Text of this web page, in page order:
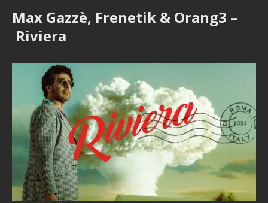
Max Gazzè, Frenetik & Orang3 –
Riviera